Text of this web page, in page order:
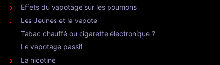
Effets du vapotage sur les poumons
Les Jeunes et la vapote
Tabac chauffé ou cigarette électronique ?
Le vapotage passif
La nicotine